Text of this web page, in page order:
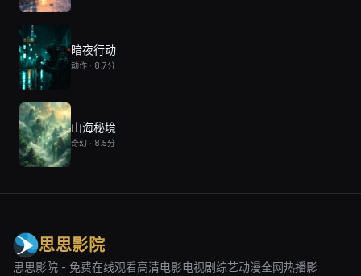
暗夜行动
动作 · 8.7分
山海秘境
奇幻 · 8.5分
思思影院
思思影院 - 免费在线观看高清电影电视剧综艺动漫全网热播影